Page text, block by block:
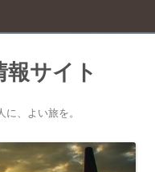
報サイト
、よい旅を。